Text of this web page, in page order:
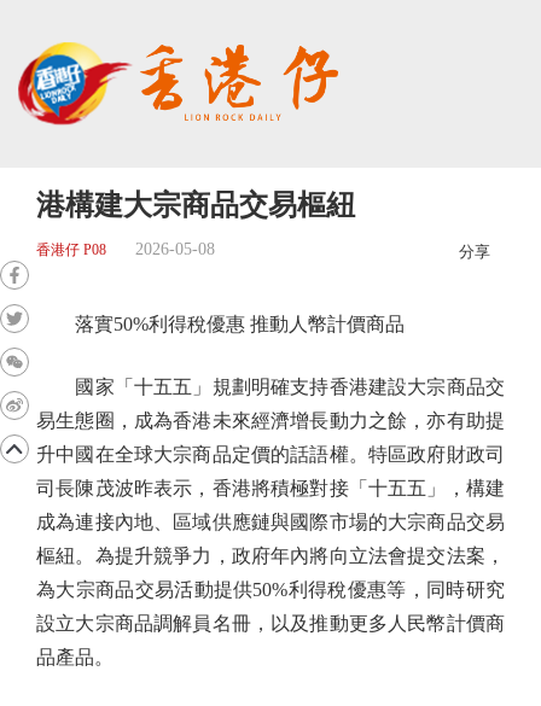
港構建大宗商品交易樞紐
香港仔 P08 2026-05-08 分享
落實50%利得稅優惠 推動人幣計價商品
國家「十五五」規劃明確支持香港建設大宗商品交
易生態圈，成為香港未來經濟增長動力之餘，亦有助提
升中國在全球大宗商品定價的話語權。特區政府財政司
司長陳茂波昨表示，香港將積極對接「十五五」，構建
成為連接內地、區域供應鏈與國際市場的大宗商品交易
樞紐。為提升競爭力，政府年內將向立法會提交法案，
為大宗商品交易活動提供50%利得稅優惠等，同時研究
設立大宗商品調解員名冊，以及推動更多人民幣計價商
品產品。